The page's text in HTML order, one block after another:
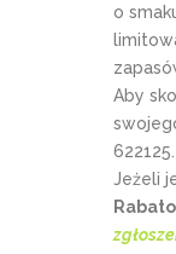
o
Aby
622125.
Jeżeli